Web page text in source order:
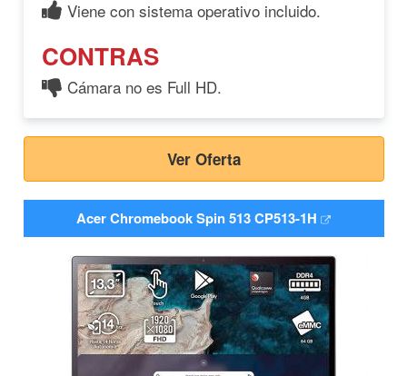
Viene con sistema operativo incluido.
CONTRAS
Cámara no es Full HD.
Ver Oferta
Acer Chromebook Spin 513 CP513-1H